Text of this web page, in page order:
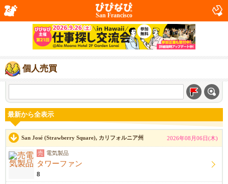
San Francisco
個人売買
最新から全表示
San José (Strawberry Square), カリフォルニア州 2026年08月06日(木)
売 電気製品
タワーファン
8